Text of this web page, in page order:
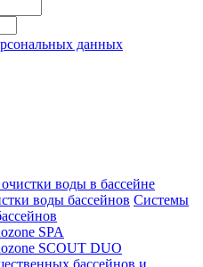
данных
воды в бассейне
Системы
SPA
SCOUT DUO